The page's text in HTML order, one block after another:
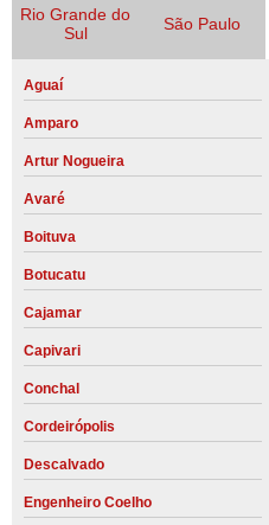
Rio Grande do
Sul
São Paulo
Aguaí
Amparo
Artur Nogueira
Avaré
Boituva
Botucatu
Cajamar
Capivari
Conchal
Cordeirópolis
Descalvado
Engenheiro Coelho